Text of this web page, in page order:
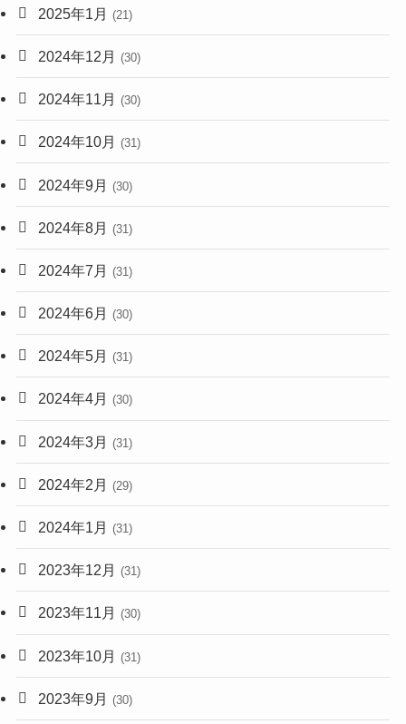
2025年1月 (21)
2024年12月 (30)
2024年11月 (30)
2024年10月 (31)
2024年9月 (30)
2024年8月 (31)
2024年7月 (31)
2024年6月 (30)
2024年5月 (31)
2024年4月 (30)
2024年3月 (31)
2024年2月 (29)
2024年1月 (31)
2023年12月 (31)
2023年11月 (30)
2023年10月 (31)
2023年9月 (30)